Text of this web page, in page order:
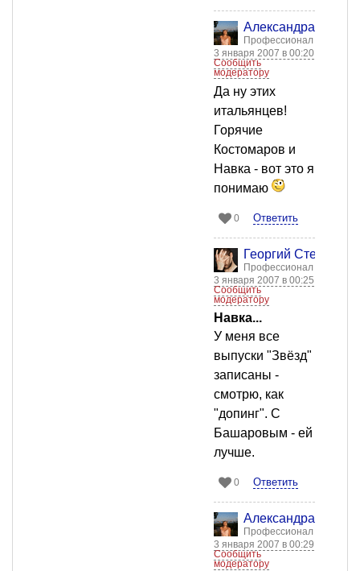
Александра
Профессионал
3 января 2007 в 00:20
Сообщить
модератору
Да ну этих
итальянцев!
Горячие
Костомаров и
Навка - вот это я
понимаю
0 Ответить
Георгий Стенкин
Профессионал
3 января 2007 в 00:25
Сообщить
модератору
Навка...
У меня все
выпуски "Звёзд"
записаны -
смотрю, как
"допинг". С
Башаровым - ей
лучше.
0 Ответить
Александра
Профессионал
3 января 2007 в 00:29
Сообщить
модератору